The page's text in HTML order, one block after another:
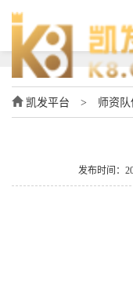
凯发平台 > 师资队
发布时间：